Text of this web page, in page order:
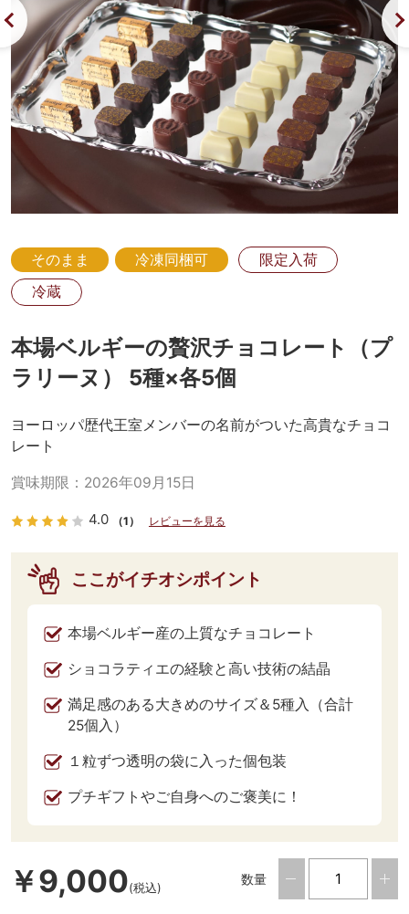
そのまま 冷凍同梱可
限定入荷
冷蔵
本場ベルギーの贅沢チョコレート（プ
ラリーヌ） 5種×各5個
ヨーロッパ歴代王室メンバーの名前がついた高貴なチョコ
レート
賞味期限： 2026年09月15日
4.0 （1） レビューを見る
ここがイチオシポイント
本場ベルギー産の上質なチョコレート
ショコラティエの経験と高い技術の結晶
満足感のある大きめのサイズ＆5種入（合計
25個入）
１粒ずつ透明の袋に入った個包装
プチギフトやご自身へのご褒美に！
￥9,000(税込)
数量